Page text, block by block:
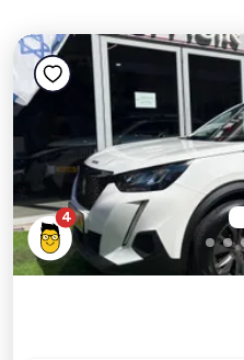
4